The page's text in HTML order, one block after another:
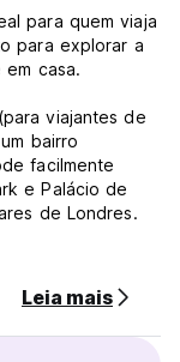
para quem viaja
para explorar a
casa.
viajantes de
bairro
facilmente
e Palácio de
de Londres.
e área de
para relaxar,
bagagem
Leia mais